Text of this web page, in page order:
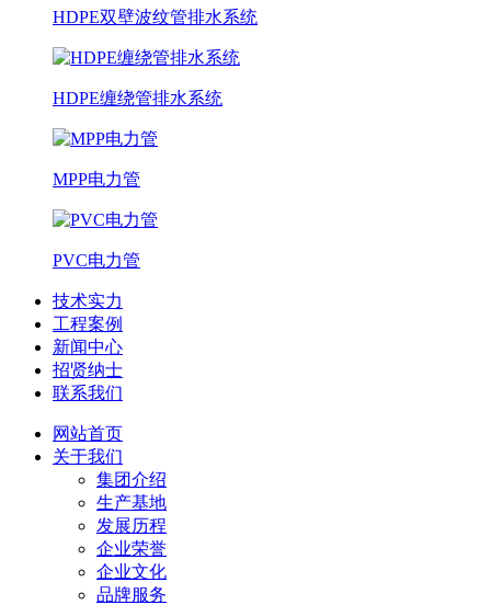
HDPE双壁波纹管排水系统
HDPE缠绕管排水系统
MPP电力管
PVC电力管
技术实力
工程案例
新闻中心
招贤纳士
联系我们
网站首页
关于我们
集团介绍
生产基地
发展历程
企业荣誉
企业文化
品牌服务